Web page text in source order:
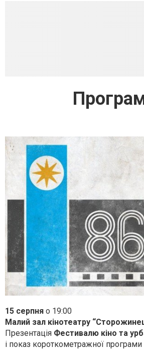
15 серпня о 19:00
Малий зал кінотеатру
Презентація Фестивалю кіно та
і показ короткометражної програми